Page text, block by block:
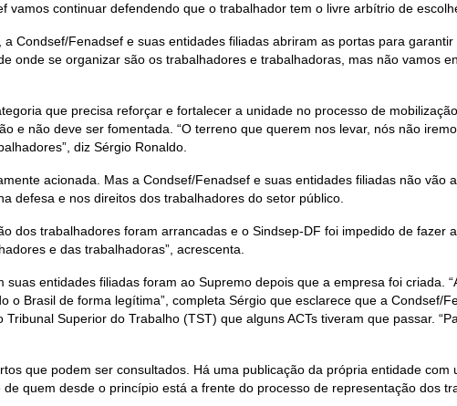
vamos continuar defendendo que o trabalhador tem o livre arbítrio de
Condsef/Fenadsef e suas entidades filiadas abriram as portas para
onde se organizar são os trabalhadores e trabalhadoras, mas não vamos
que precisa reforçar e fortalecer a unidade no processo de
e não deve ser fomentada. “O terreno que querem nos levar, nós não
diz Sérgio Ronaldo.
acionada. Mas a Condsef/Fenadsef e suas entidades filiadas não vão
defesa e nos direitos dos trabalhadores do setor público.
dos trabalhadores foram arrancadas e o Sindsep-DF foi impedido de fazer
e das trabalhadoras”, acrescenta.
entidades filiadas foram ao Supremo depois que a empresa foi criada.
Brasil de forma legítima”, completa Sérgio que esclarece que a Condsef/
Superior do Trabalho (TST) que alguns ACTs tiveram que passar.
que podem ser consultados. Há uma publicação da própria entidade com
quem desde o princípio está a frente do processo de representação dos